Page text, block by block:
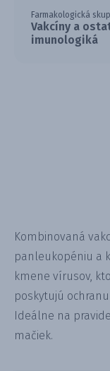
Farmakologická
Vakcíny a
imunologiká
Kombinovaná
panleukopéniu a
kmene vírusov,
poskytujú
Ideálne na
mačiek.